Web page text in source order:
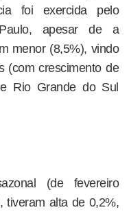
foi exercida pelo
apesar de a
menor (8,5%), vindo
(com crescimento de
Rio Grande do Sul
(de fevereiro
tiveram alta de 0,2%,